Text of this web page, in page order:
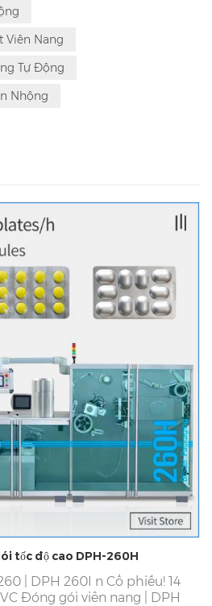
Viên Nang
Tự Động
Nhộng
tốc độ cao DPH-260H
| DPH 260I n Cổ phiếu! 14
Đóng gói viên nang |
DPH